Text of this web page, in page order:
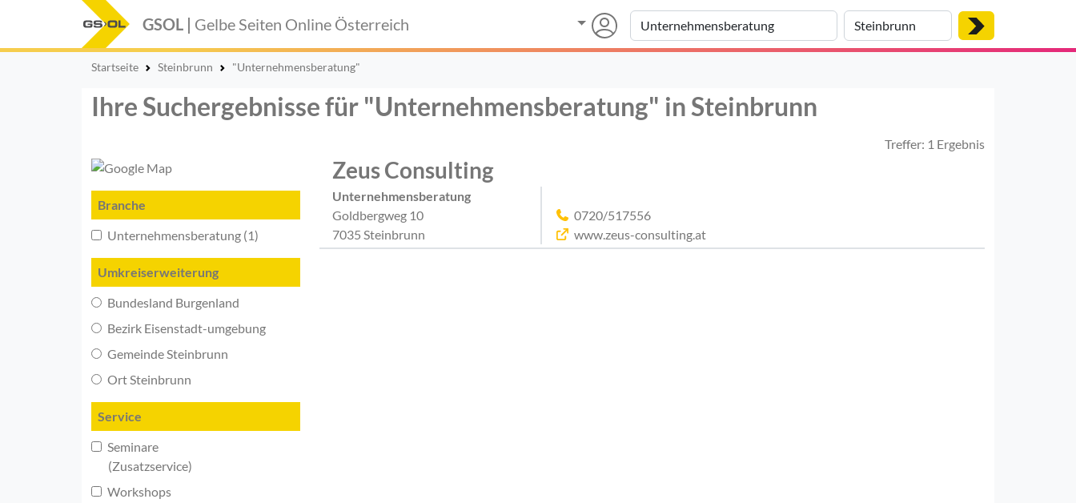
GSOL | Gelbe Seiten Online Österreich
Startseite Steinbrunn "Unternehmensberatung"
Ihre Suchergebnisse für "Unternehmensberatung" in Steinbrunn
Treffer: 1 Ergebnis
Branche
Unternehmensberatung (1)
Umkreiserweiterung
Bundesland Burgenland
Bezirk Eisenstadt-umgebung
Gemeinde Steinbrunn
Ort Steinbrunn
Service
Seminare
(Zusatzservice)
Workshops
Zeus Consulting
Unternehmensberatung
Goldbergweg 10
7035 Steinbrunn
0720/517556
www.zeus-consulting.at